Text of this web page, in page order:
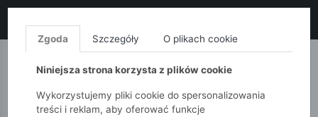
MONNARI QUIOSQUE
Zgoda Szczegóły O plikach cookie
Niniejsza strona korzysta z plików cookie
Wykorzystujemy pliki cookie do spersonalizowania
treści i reklam, aby oferować funkcje